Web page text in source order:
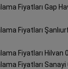
Fiyatları Gap
Fiyatları
Fiyatları Hilvan
Fiyatları